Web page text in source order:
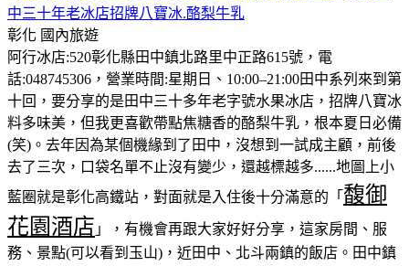
中三十年老冰店招牌八寶冰.酪梨牛乳
彰化 國內旅遊
阿行冰店:520彰化縣田中鎮北路里中正路615號，電
話:048745306，營業時間:星期日、10:00–21:00田中系列來到第
十回，要分享的是田中三十多年老字號水果冰店，招牌八寶冰
料多味美，但我更喜歡帶點焦糖香的酪梨牛乳，根本夏日必備
(笑)。去年因為某個機緣到了田中，沒想到一試成主顧，前後
去了三次，口袋名單不止沒有變少，還越標越多......地圖上小
藍圈就是彰化高鐵站，對面就是入住後十分滿意的「 馥御
花園酒店 」，有機會再跟大家好好分享，這家房間、服
務、景點(可以看到玉山)，近田中、北斗兩鎮的飯店。田中鎮